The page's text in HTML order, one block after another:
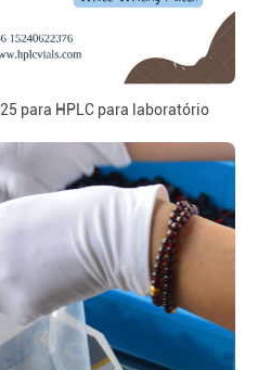
para HPLC para laboratório